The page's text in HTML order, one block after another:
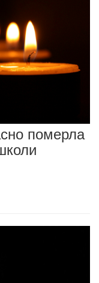
померла